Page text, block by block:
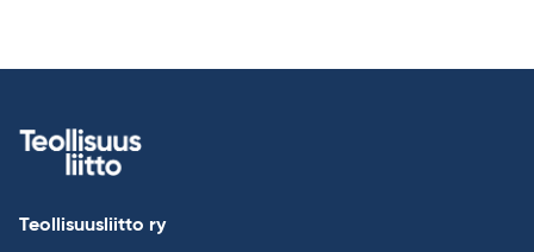
Teollisuusliitto ry